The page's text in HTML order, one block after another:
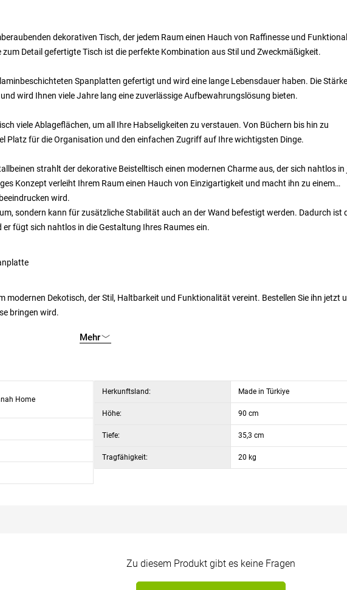
dekorativen Tisch, der jedem Raum einen Hauch von Raffinesse und
Detail gefertigte Tisch ist die perfekte Kombination aus Stil und Zweckmäßigkeit.
Spanplatten gefertigt und wird eine lange Lebensdauer haben. Die
wird Ihnen viele Jahre lang eine zuverlässige Aufbewahrungslösung bieten.
viele Ablageflächen, um all Ihre Habseligkeiten zu verstauen. Von Büchern bis hin zu
Platz für die Organisation und den einfachen Zugriff auf Ihre wichtigsten Dinge.
strahlt der dekorative Beistelltisch einen modernen Charme aus, der sich nahtlos in
Konzept verleiht Ihrem Raum einen Hauch von Einzigartigkeit und macht ihn zu einem
wird.
sondern kann für zusätzliche Stabilität auch an der Wand befestigt werden. Dadurch ist
fügt sich nahtlos in die Gestaltung Ihres Raumes ein.
modernen Dekotisch, der Stil, Haltbarkeit und Funktionalität vereint. Bestellen Sie ihn jetzt
bringen wird.
Mehr
Home
Herkunftsland: Made in Türkiye
Höhe: 90 cm
Tiefe: 35,3 cm
Tragfähigkeit: 20 kg
Zu diesem Produkt gibt es keine Fragen